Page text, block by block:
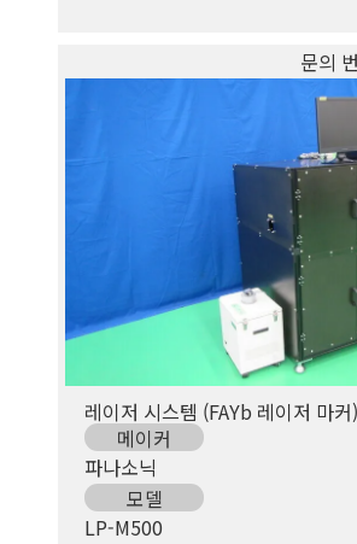
문의
레이저 시스템 (FAYb 레이저 마커)
메이커
파나소닉
모델
LP-M500